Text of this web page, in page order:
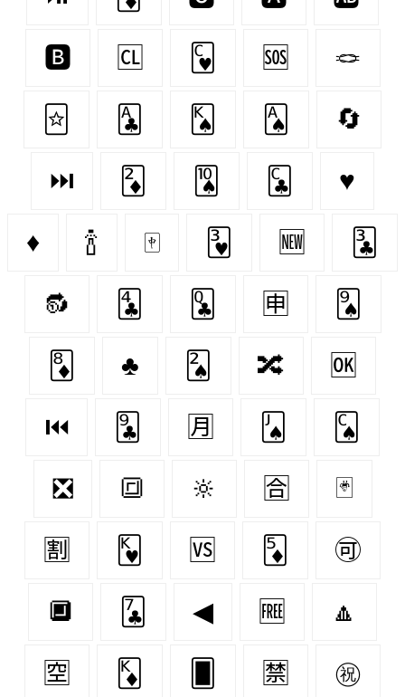
🅱 🆑 🂼 🆘 🪢
🃟 🃑 🂮 🂡 🔄
⏭ 🃂 🂪 🃜 ♥️
♦ 🍾 🀄 🂳 🆕 🃓
🔂 🃔 🃝 🈸 🂩
🃈 ♣️ 🂢 🔀 🆗
⏮ 🃙 🈷 🂫 🂬
❎ 🔳 🔆 🈴 🃏
🈹 🂾 🆚 🃅 🉑
🔲 🃗 ◀ 🆓 🔼
🈳 🃎 🈲 ㊗